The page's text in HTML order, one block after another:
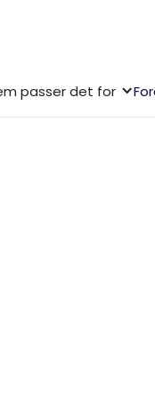
passer det for